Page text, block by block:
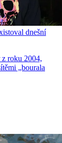
dnešní
roku 2004,
„bourala